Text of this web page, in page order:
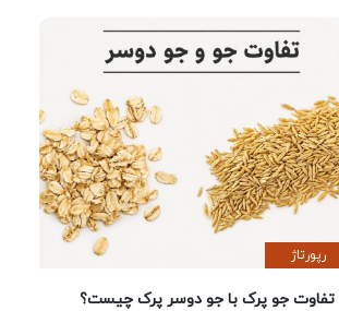
رپورتاژ
تفاوت جو پرک با جو دوسر پرک چیست؟